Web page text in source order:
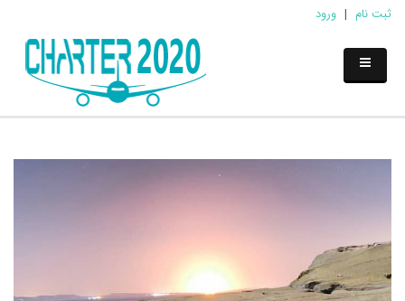
ثبت نام | ورود